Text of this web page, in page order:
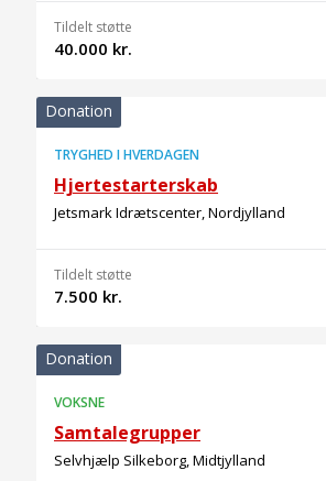
Tildelt støtte
40.000 kr.
Donation
TRYGHED I HVERDAGEN
Hjertestarterskab
Jetsmark Idrætscenter, Nordjylland
Tildelt støtte
7.500 kr.
Donation
VOKSNE
Samtalegrupper
Selvhjælp Silkeborg, Midtjylland